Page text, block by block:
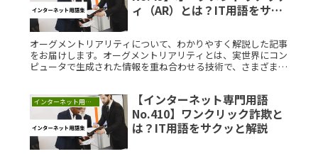
ィ（AR）とは？IT用語をサク
オーグメントリアリティについて、わかりやすく解説した記事
をお届けします。オーグメントリアリティとは、実世界にコン
ピュータで生成された情報を重ね合わせる技術で、さまざまな
インターネット用語集
【インターネット専門用語
No.410】ワンクリック詐欺と
は？IT用語をサクッと解説